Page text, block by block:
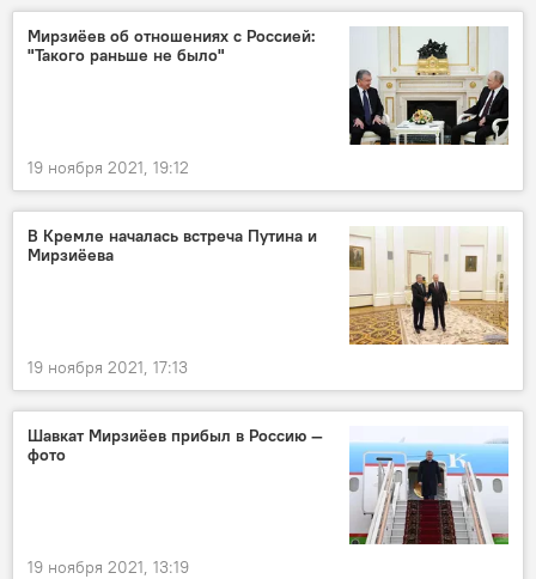
Мирзиёев об отношениях с Россией:
"Такого раньше не было"
19 ноября 2021, 19:12
В Кремле началась встреча Путина и
Мирзиёева
19 ноября 2021, 17:13
Шавкат Мирзиёев прибыл в Россию —
фото
19 ноября 2021, 13:19